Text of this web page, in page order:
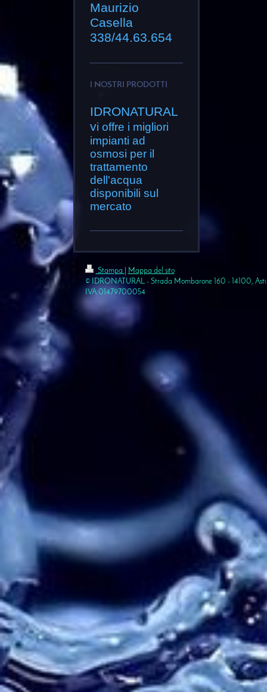
Maurizio
Casella
338/44.63.654
I NOSTRI PRODOTTI
IDRONATURAL
vi offre i migliori
impianti ad
osmosi per il
trattamento
dell'acqua
disponibili sul
mercato
Stampa
Mappa del sito
© IDRONATURAL - Strada Mombarone 160 - 14100, Asti
IVA:01479700054